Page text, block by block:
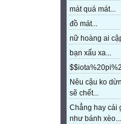
mát quá mát...
đồ mát...
nữ hoàng ai
bạn xấu xa...
Nêu cậu ko
sẽ chết...
Chẳng hay cái
như bánh xèo...